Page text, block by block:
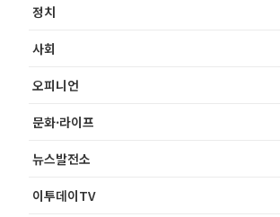
정치
사회
오피니언
문화·라이프
뉴스발전소
이투데이TV